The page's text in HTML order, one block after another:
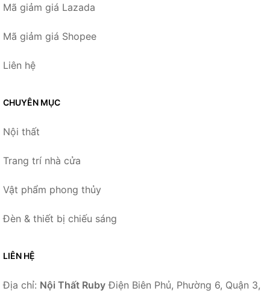
Mã giảm giá Lazada
Mã giảm giá Shopee
Liên hệ
CHUYÊN MỤC
Nội thất
Trang trí nhà cửa
Vật phẩm phong thủy
Đèn & thiết bị chiếu sáng
LIÊN HỆ
Địa chỉ: Nội Thất Ruby Điện Biên Phủ, Phường 6, Quận 3,